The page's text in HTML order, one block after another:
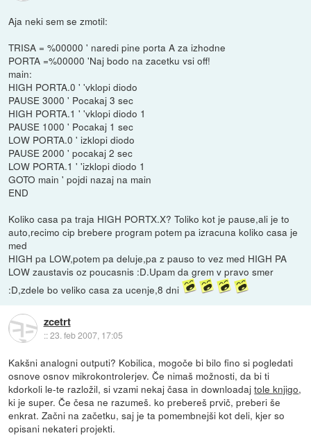
Aja neki sem se zmotil:
TRISA = %00000 ' naredi pine porta A za izhodne
PORTA =%00000 'Naj bodo na zacetku vsi off!
main:
HIGH PORTA.0 ' 'vklopi diodo
PAUSE 3000 ' Pocakaj 3 sec
HIGH PORTA.1 ' 'vklopi diodo 1
PAUSE 1000 ' Pocakaj 1 sec
LOW PORTA.0 ' izklopi diodo
PAUSE 2000 ' pocakaj 2 sec
LOW PORTA.1 ' 'izklopi diodo 1
GOTO main ' pojdi nazaj na main
END
Koliko casa pa traja HIGH PORTX.X? Toliko kot je pause,ali je to
auto,recimo cip brebere program potem pa izracuna koliko casa je
med
HIGH pa LOW,potem pa deluje,pa z pauso to vez med HIGH PA
LOW zaustavis oz poucasnis :D.Upam da grem v pravo smer
:D,zdele bo veliko casa za ucenje,8 dni
zcetrt
::23. feb 2007, 17:05
Kakšni analogni outputi? Kobilica, mogoče bi bilo fino si pogledati
osnove osnov mikrokontrolerjev. Če nimaš možnosti, da bi ti
kdorkoli le-te razložil, si vzami nekaj časa in downloadajtole knjigo,
ki je super. Če česa ne razumeš. ko prebereš prvič, preberi še
enkrat. Začni na začetku, saj je ta pomembnejši kot deli, kjer so
opisani nekateri projekti.